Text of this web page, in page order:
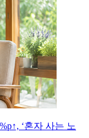
‘혼자 사는 노